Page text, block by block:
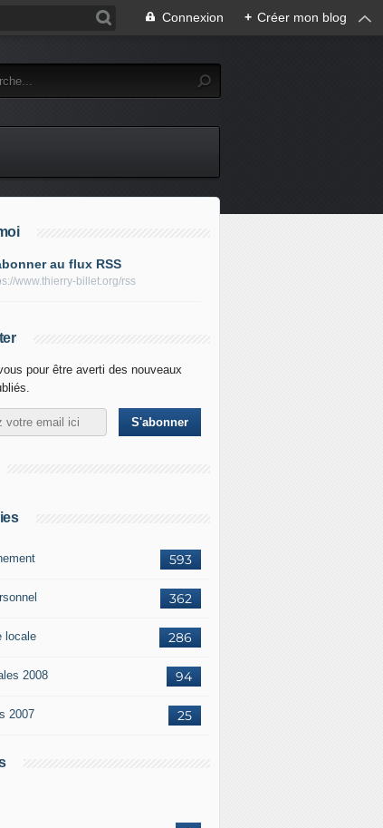
Connexion + Créer mon blog
au flux RSS
www.thierry-billet.org/rss
pour être averti des nouveaux
593
362
286
locale
94
2008
25
2007